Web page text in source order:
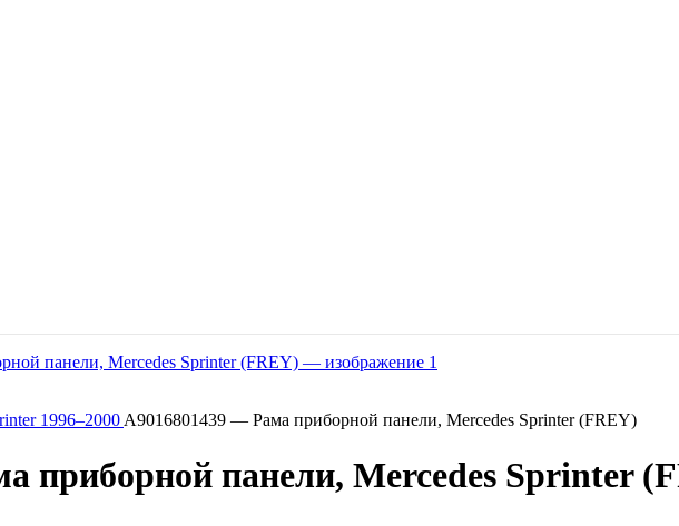
1996–2000A9016801439 — Рама приборной панели, Mercedes Sprinter (FREY)
приборной панели, Mercedes Sprinter